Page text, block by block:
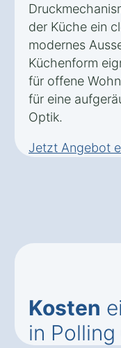
der Küche ein
modernes
Küchenform
für offene
für eine
Optik.
Jetzt Angebot
Kosten
in Polling